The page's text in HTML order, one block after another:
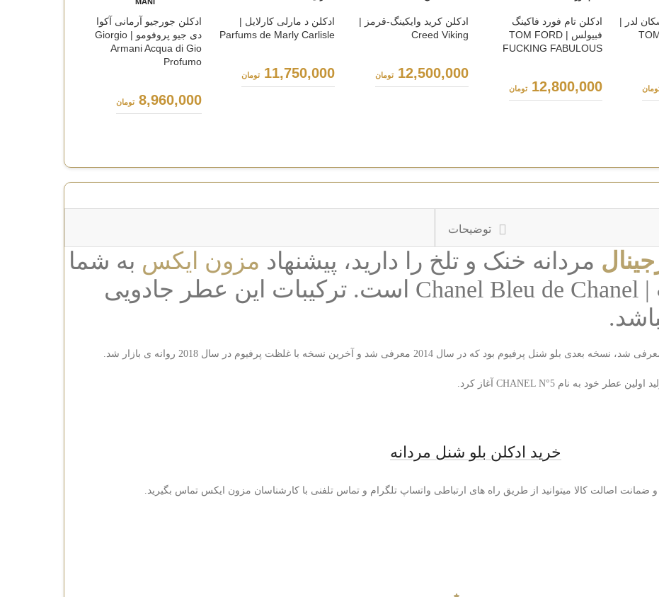
لدر |
ادکلن تام فورد فاکینگ
فبیولس | TOM FORD
FUCKING FABULOUS
12,800,000 تومان
ادکلن کرید وایکینگ-قرمز |
Creed Viking
12,500,000 تومان
ادکلن د مارلی کارلایل |
Parfums de Marly Carlisle
11,750,000 تومان
ادکلن جورجیو آرمانی آکوا
دی جیو پروفومو | Giorgio
Armani Acqua di Gio
Profumo
8,960,000 تومان
توضیحات
مردانه خنک و تلخ را دارید، پیشنهاد مزون ایکس به شما
ادکلن بلو شنل ادوتویلت | Chanel Bleu de Chanel است. ترکیبات این عطر جادویی
خرید ادکلن بلو شنل مردانه
ضمانت اصالت کالا میتوانید از طریق راه های ارتباطی واتساپ تلگرام و تماس تلفنی با کارشناسان مزون ایکس تماس بگیرید.